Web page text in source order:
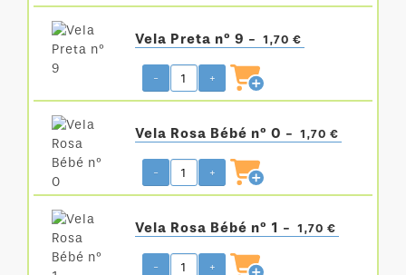
Vela Preta nº 9 - 1,70 €
- +
Vela Rosa Bébé nº 0 - 1,70 €
- +
Vela Rosa Bébé nº 1 - 1,70 €
- +